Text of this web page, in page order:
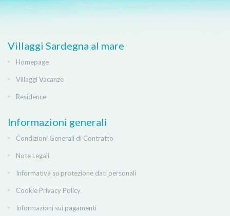
Villaggi Sardegna al mare
Homepage
Villaggi Vacanze
Residence
Informazioni generali
Condizioni Generali di Contratto
Note Legali
Informativa su protezione dati personali
Cookie Privacy Policy
Informazioni sui pagamenti